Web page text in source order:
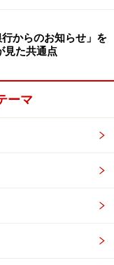
ることをおすすめ
が高いところも
もあります。以前
す。使いやすさや
の開設を検討して
からのお知らせ」を
見た共通点
ーマ